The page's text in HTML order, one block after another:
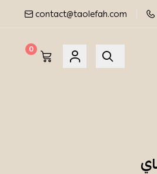
contact@taolefah.com
0